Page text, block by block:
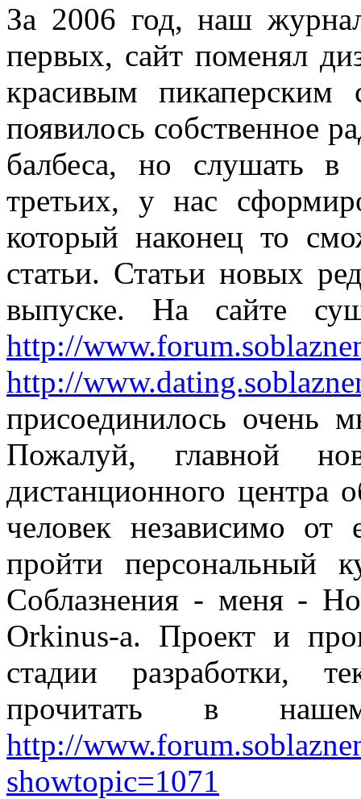
За 2006 год, наш
первых, сайт поменял
красивым
появилось собственное
балбеса, но слушать
третьих, у нас
который наконец то
статьи. Статьи новых
выпуске. На сайте
http://
http://
присоединилось очень
Пожалуй, главной
дистанционного центра
человек независимо от
пройти персональный
Соблазнения - меня -
Orkinus-а. Проект и
стадии разработки,
прочитать в
http://
showtopic=1071